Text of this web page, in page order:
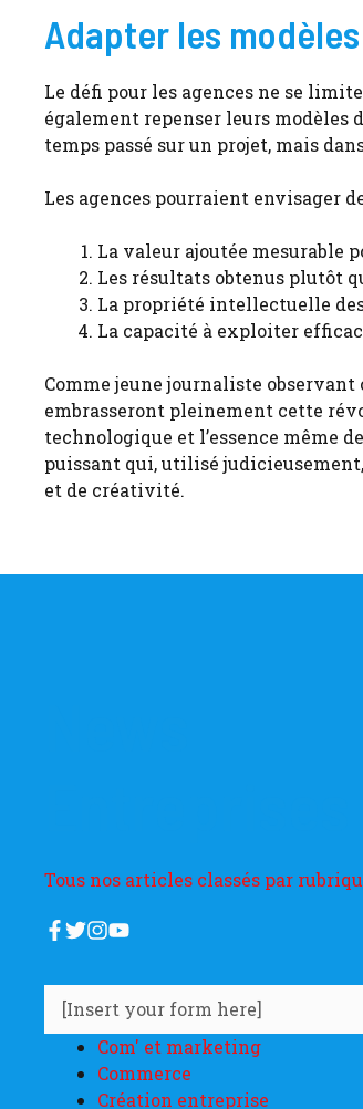
Adapter les
Le défi pour les agences ne se
également repenser leurs modèles
temps passé sur un projet, mais
Les agences pourraient envisager
La valeur ajoutée mesurable
Les résultats obtenus plutôt
La propriété intellectuelle
La capacité à exploiter
Comme jeune journaliste
embrasseront pleinement cette
technologique et l’essence même
puissant qui, utilisé
et de créativité.
Tous nos articles classés par
[Insert your form here]
Com' et marketing
Commerce
Création entreprise